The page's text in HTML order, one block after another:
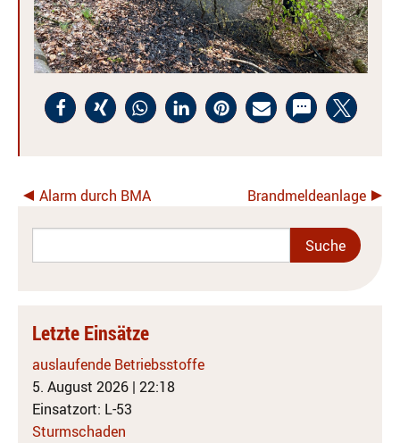
Alarm durch BMA Brandmeldeanlage
Letzte Einsätze
auslaufende Betriebsstoffe
5. August 2026 | 22:18
Einsatzort: L-53
Sturmschaden